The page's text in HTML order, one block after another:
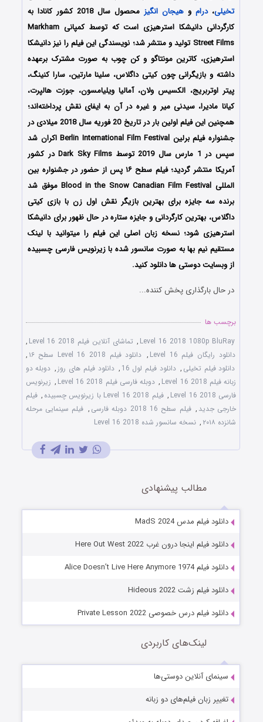
تخیلی،درام وهیجان انگیز
محصول سال 2018 کشور کانادا به
کارگردانی دانیشکا استرهیزی است که توسط کمپانی Markham
Street Films تولید و منتشر شد؛ نویسندگی این فیلم را نیز دانیشکا
استرهیزی، کاترین مونتاگو و کن چوب به صورت مشترک برعهده
داشته و بازیگرانی چون کیتی داگلاس، سلینا مارتین، سارا کنینگ،
پیتر اوتربریج، الکسیس ولان، آمالیا ویلیامسون، جوزت هالپرت،
کیانا مادیرا، سیدنی میر و غیره در آن به ایفای نقش پرداخته‌اند؛
همچنین این فیلم اولین بار در تاریخ 20 فوریه سال 2018 میلادی در
جشنواره فیلم برلین Berlin International Film Festival اکران شد
سپس در 1 مارس سال 2019 توسط Dark Sky Films در کشور
آمریکا منتشر گردید؛ فیلم سطح ۱۶ پس از حضور در جشنواره‌‌ بین
المللی Blood in the Snow Canadian Film Festival موفق شد
برنده سه جایزه برای بهترین بازیگر نقش اول زن با بازی کیتی
داگلاس، بهترین کارگردانی و جایزه ستاره در حال ظهور برای دانیشکا
استرهیزی شود؛ نسخه زبان اصلی این فیلم را میتوانید با لینک
مستقیم نیم بها به صورت سانسور شده با زیرنویس فارسی چسبیده
از وبسایت دوستی ها دانلود کنید.
در حال بارگذاری پخش کننده...
برچسب ها
Level 16 2018 1080p BluRay
, تماشای آنلاین فیلم Level 16 2018
,
دانلود رایگان فیلم Level 16
, دانلود فیلم Level 16 2018 سطح ۱۶
,
دانلود فیلم تخیلی , دانلود فیلم لول 16 , دانلود فیلم های روز , دوبله دو
زبانه فیلم Level 16 2018
, دوبله فارسی فیلم Level 16 2018 , زیرنویس
فارسی Level 16 2018
, فیلم Level 16 2018 با زیرنویس چسبیده , فیلم
خارجی جدید , فیلم سطح 16 2018 دوبله فارسی , فیلم سینمایی مرحله
شانزده ۲۰۱۸
, نسخه سانسور شده Level 16 2018
مطالب پیشنهادی
دانلود فیلم مدس MadS 2024
دانلود فیلم اینجا درون غرب Here Out West 2022
دانلود فیلم Alice Doesn’t Live Here Anymore 1974
دانلود فیلم زشت Hideous 2022
دانلود فیلم درس خصوصی Private Lesson 2022
لینک‌های کاربردی
سینمای آنلاین دوستی‌ها
تغییر زبان فیلم‌های دو زبانه